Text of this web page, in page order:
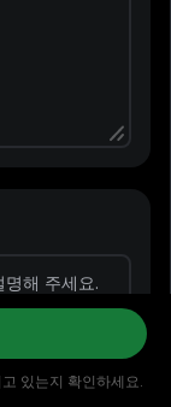
MV 라이브러리
있는지 확인하세요.